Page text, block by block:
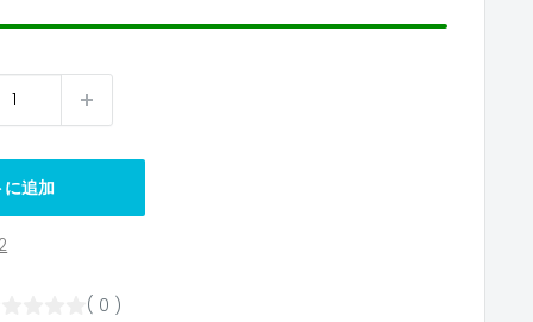
追加
( 0 )